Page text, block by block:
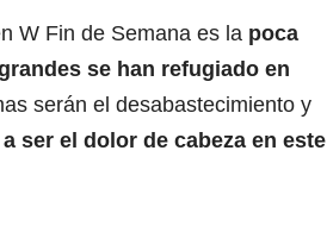
W Fin de Semana es la poca
se han refugiado en
serán el desabastecimiento y
ser el dolor de cabeza en este